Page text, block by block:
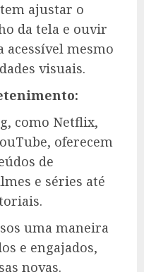
ajustar o
da tela e ouvir
mesmo
visuais.
como Netflix,
oferecem
de
e séries até
uma maneira
e engajados,
novas.